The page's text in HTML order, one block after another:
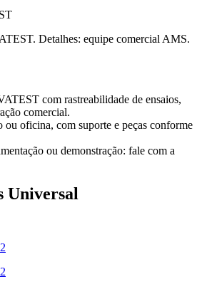
Detalhes: equipe comercial AMS.
com rastreabilidade de ensaios,
comercial.
ou oficina, com suporte e peças conforme
ou demonstração: fale com a
Universal